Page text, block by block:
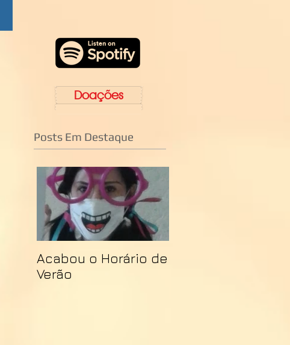
Doações
Posts Em Destaque
Acabou o Horário de
Verão